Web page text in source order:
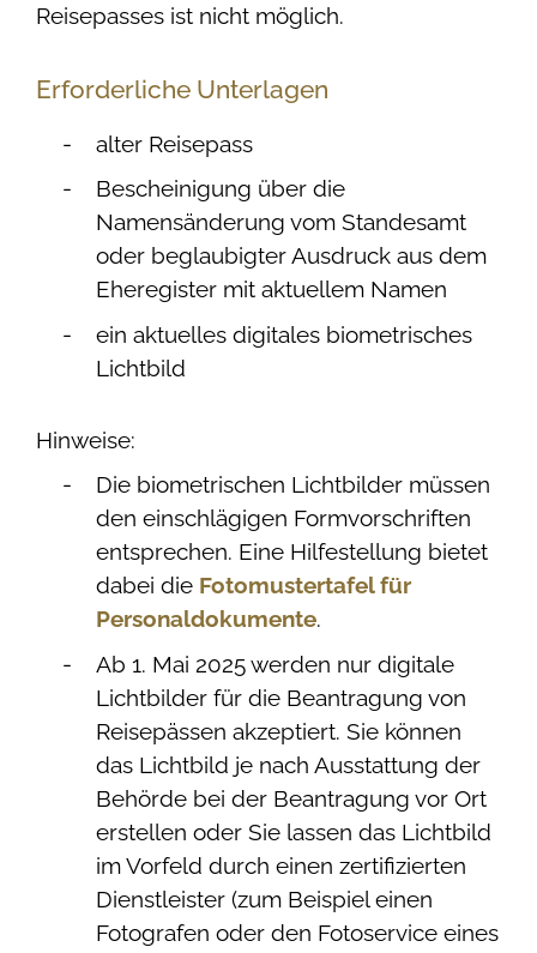
Reisepasses ist nicht möglich.
Erforderliche Unterlagen
alter Reisepass
Bescheinigung über die
Namensänderung vom Standesamt
oder beglaubigter Ausdruck aus dem
Eheregister mit aktuellem Namen
ein aktuelles digitales biometrisches
Lichtbild
Hinweise:
Die biometrischen Lichtbilder müssen
den einschlägigen Formvorschriften
entsprechen. Eine Hilfestellung bietet
dabei die Fotomustertafel für
Personaldokumente.
Ab 1. Mai 2025 werden nur digitale
Lichtbilder für die Beantragung von
Reisepässen akzeptiert. Sie können
das Lichtbild je nach Ausstattung der
Behörde bei der Beantragung vor Ort
erstellen oder Sie lassen das Lichtbild
im Vorfeld durch einen zertifizierten
Dienstleister (zum Beispiel einen
Fotografen oder den Fotoservice eines